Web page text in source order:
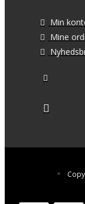
Min
Mine